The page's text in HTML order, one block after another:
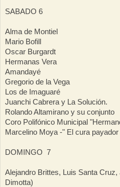
SABADO 6
Alma de Montiel
Mario Bofill
Oscar Burgardt
Hermanas Vera
Amandayé
Gregorio de la Vega
Los de Imaguaré
Juanchi Cabrera y La Solución.
Rolando Altamirano y su conjunto
Coro Polifónico Municipal
Marcelino Moya -" El cura payador
DOMINGO 7
Alejandro Brittes, Luis Santa
Dimotta)